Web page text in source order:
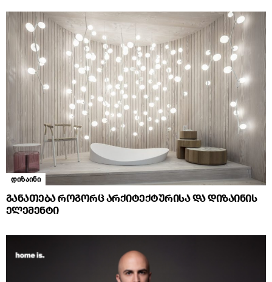
დიზაინი
განათება როგორც არქიტექტურისა და დიზაინის
ელემენტი